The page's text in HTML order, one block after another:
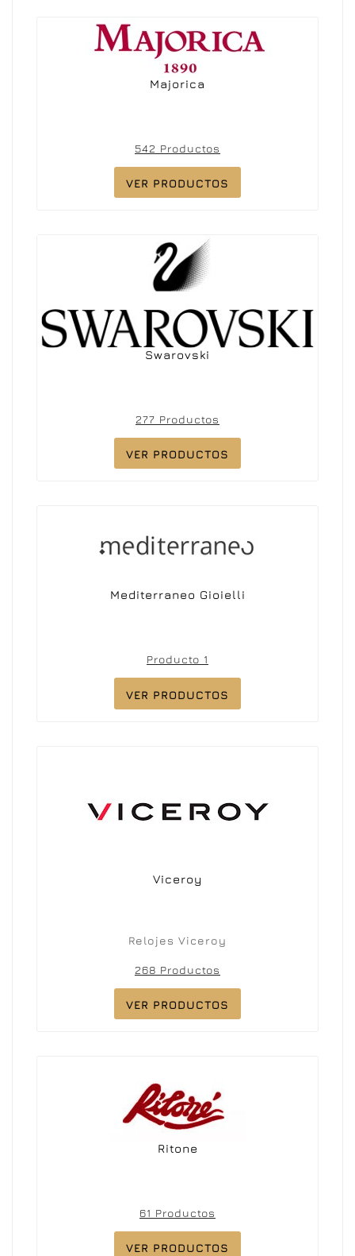
Majorica
542 Productos
VER PRODUCTOS
Swarovski
277 Productos
VER PRODUCTOS
Mediterraneo Gioielli
Producto 1
VER PRODUCTOS
Viceroy
Relojes Viceroy
268 Productos
VER PRODUCTOS
Ritone
61 Productos
VER PRODUCTOS